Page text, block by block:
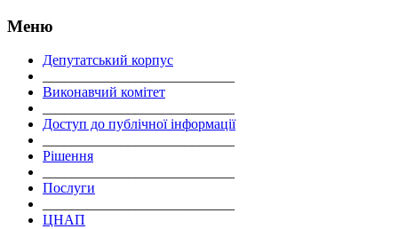
Меню
Депутатський корпус
Виконавчий комітет
Доступ до публічної інформації
Рішення
Послуги
ЦНАП